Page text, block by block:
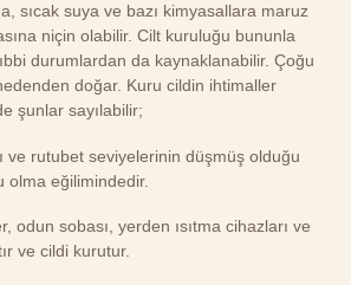
sıcak suya ve bazı kimyasallara maruz
niçin olabilir. Cilt kuruluğu bununla
durumlardan da kaynaklanabilir. Çoğu
doğar. Kuru cildin ihtimaller
şunlar sayılabilir;
ve rutubet seviyelerinin düşmüş olduğu
olma eğilimindedir.
odun sobası, yerden ısıtma cihazları ve
ve cildi kurutur.